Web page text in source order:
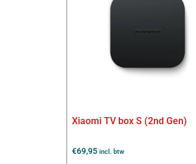
Xiaomi TV box S (2nd Gen)
€69,95 incl. btw